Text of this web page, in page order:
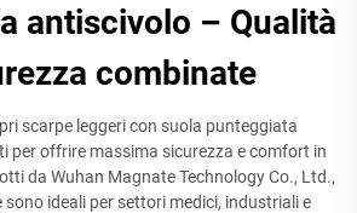
antiscivolo – Qualità
combinate
scarpe leggeri con suola punteggiata
per offrire massima sicurezza e comfort in
da Wuhan Magnate Technology Co., Ltd.,
ideali per settori medici, industriali e